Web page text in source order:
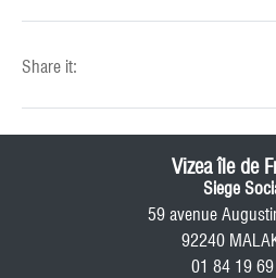
Share it:
Vizea île de
Siege
59 avenue
92240
01 84 19